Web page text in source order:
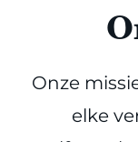
Onze
elke